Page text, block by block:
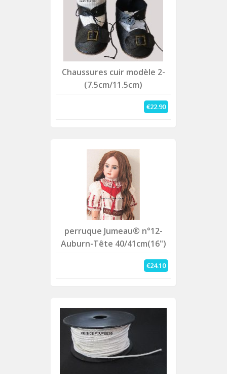
Chaussures cuir modèle 2-
(7.5cm/11.5cm)
€22.90
perruque Jumeau® n°12-
Auburn-Tête 40/41cm(16")
€24.10